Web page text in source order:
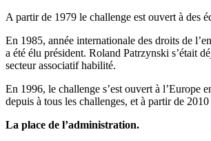
A partir de 1979 le challenge est ouvert à des
En 1985, année internationale des droits de
a été élu président. Roland Patrzynski s’était
secteur associatif habilité.
En 1996, le challenge s’est ouvert à l’Europe
depuis à tous les challenges, et à partir de
La place de l’administration.